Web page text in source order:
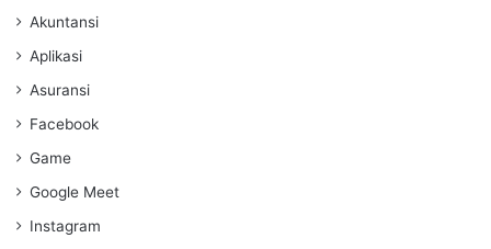
Akuntansi
Aplikasi
Asuransi
Facebook
Game
Google Meet
Instagram